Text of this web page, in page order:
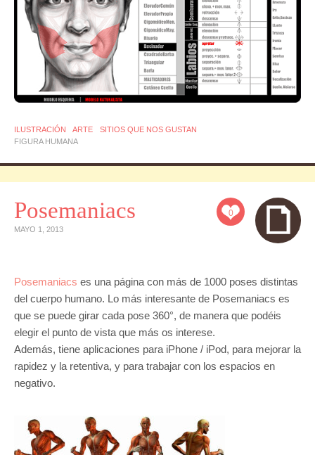
ILUSTRACIÓN ARTE
SITIOS QUE NOS GUSTAN
FIGURA HUMANA
0
Posemaniacs
MAYO 1, 2013
Posemaniacs es una página con más de 1000 poses distintas
del cuerpo humano. Lo más interesante de Posemaniacs es
que se puede girar cada pose 360°, de manera que podéis
elegir el punto de vista que más os interese.
Además, tiene aplicaciones para iPhone / iPod, para mejorar la
rapidez y la retentiva, y para trabajar con los espacios en
negativo.